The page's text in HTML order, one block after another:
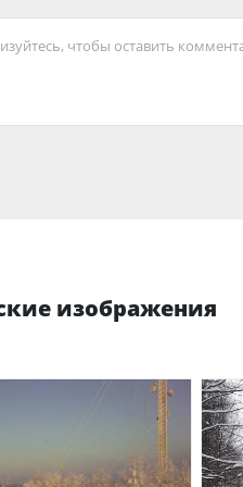
чтобы оставить
изображения